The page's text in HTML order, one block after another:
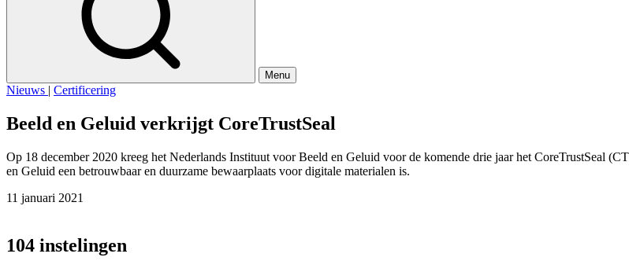
Menu
Nieuws | Certificering
Beeld en Geluid verkrijgt CoreTrustSeal
Op 18 december 2020 kreeg het Nederlands Instituut voor Beeld en Geluid voor de komende drie jaar het CoreTrustSeal
en Geluid een betrouwbaar en duurzame bewaarplaats voor digitale materialen is.
11 januari 2021
104 instelingen